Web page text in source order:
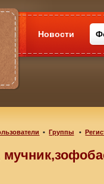
Новости
•Группы •